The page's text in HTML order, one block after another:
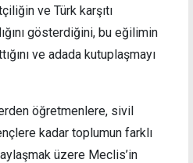
ve Türk karşıtı
gösterdiğini, bu eğilimin
ve adada kutuplaşmayı
öğretmenlere, sivil
kadar toplumun farklı
üzere Meclis’in